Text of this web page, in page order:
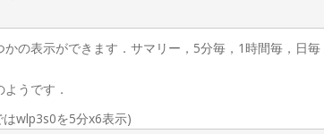
の表示ができます．サマリー，5分毎，1時間毎，日
うです．
はwlp3s0を5分x6表示)